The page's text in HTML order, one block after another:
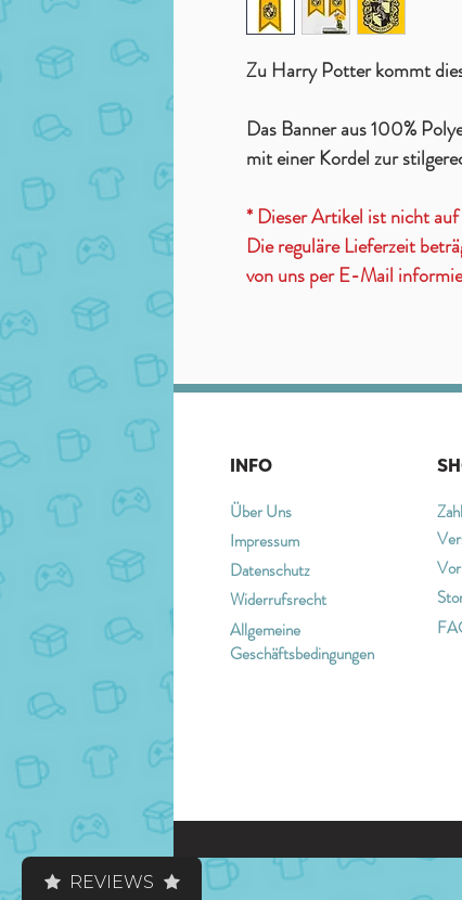
Zu Harry Potter kommt
Das Banner aus 100%
mit einer Kordel zur
* Dieser Artikel ist nicht auf
Die reguläre Lieferzeit
von uns per E-Mail
INFO
Über Uns
Impressum
Datenschutz
Widerrufsrecht
Allgemeine
Geschäftsbedingungen
REVIEWS